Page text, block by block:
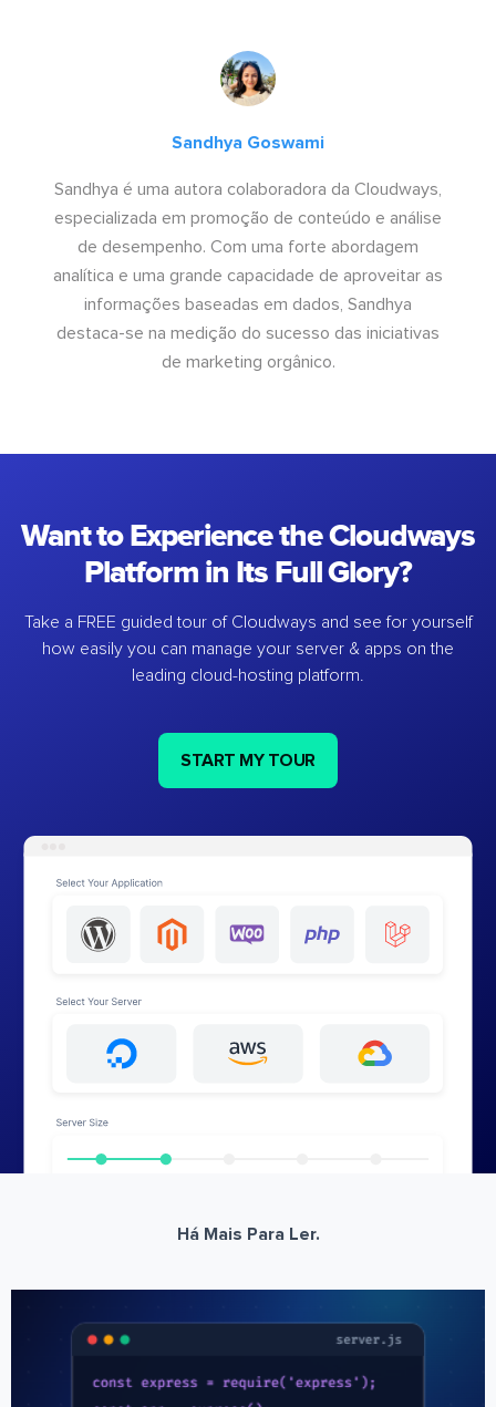
Sandhya Goswami
Sandhya é uma autora colaboradora da Cloudways,
especializada em promoção de conteúdo e análise
de desempenho. Com uma forte abordagem
analítica e uma grande capacidade de aproveitar as
informações baseadas em dados, Sandhya
destaca-se na medição do sucesso das iniciativas
de marketing orgânico.
Want to Experience the Cloudways
Platform in Its Full Glory?
Take a FREE guided tour of Cloudways and see for yourself
how easily you can manage your server & apps on the
leading cloud-hosting platform.
START MY TOUR
Há Mais Para Ler.